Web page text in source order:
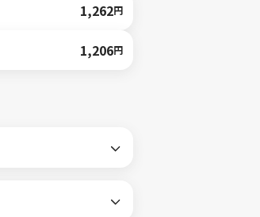
1,262円
1,206円